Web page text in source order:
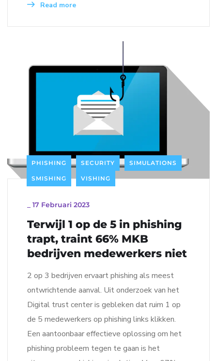
Read more
PHISHING SECURITY SIMULATIONS
SMISHING VISHING
17 Februari 2023
Terwijl 1 op de 5 in phishing
trapt, traint 66% MKB
bedrijven medewerkers niet
2 op 3 bedrijven ervaart phishing als meest
ontwrichtende aanval. Uit onderzoek van het
Digital trust center is gebleken dat ruim 1 op
de 5 medewerkers op phishing links klikken.
Een aantoonbaar effectieve oplossing om het
phishing probleem tegen te gaan is het